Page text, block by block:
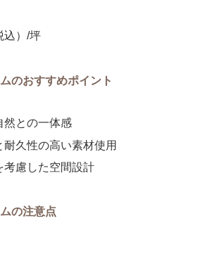
込）/坪
のおすすめポイント
然との一体感
耐久性の高い素材使用
考慮した空間設計
の注意点